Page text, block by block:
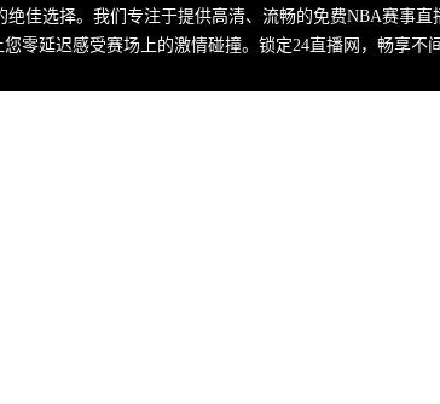
绝佳选择。我们专注于提供高清、流畅的免费NBA赛事
您零延迟感受赛场上的激情碰撞。锁定24直播网，畅享不